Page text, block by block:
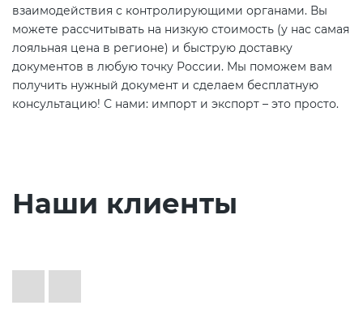
взаимодействия с контролирующими органами. Вы
можете рассчитывать на низкую стоимость (у нас самая
лояльная цена в регионе) и быструю доставку
документов в любую точку России. Мы поможем вам
получить нужный документ и сделаем бесплатную
консультацию! С нами: импорт и экспорт – это просто.
Наши клиенты